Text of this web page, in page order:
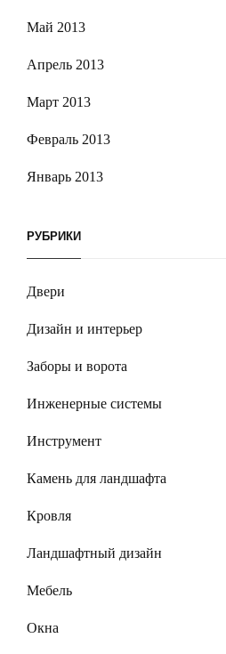
Май 2013
Апрель 2013
Март 2013
Февраль 2013
Январь 2013
РУБРИКИ
Двери
Дизайн и интерьер
Заборы и ворота
Инженерные системы
Инструмент
Камень для ландшафта
Кровля
Ландшафтный дизайн
Мебель
Окна